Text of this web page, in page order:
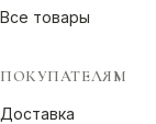
Все товары
ПОКУПАТЕЛЯМ
Доставка